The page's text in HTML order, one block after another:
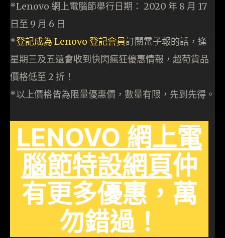
*Lenovo 網上電腦節舉行日期： 2020 年 8 月 17
日至 9 月 6 日
*登記成為 Lenovo 登記會員訂閱電子報的話，逢
星期三及五還會收到快閃瘋狂優惠情報，超荀貨品
價格低至 2 折！
*以上價格皆為限量優惠價，數量有限，先到先得。
LENOVO 網上電
腦節特設網頁仲
有更多優惠，萬
勿錯過！